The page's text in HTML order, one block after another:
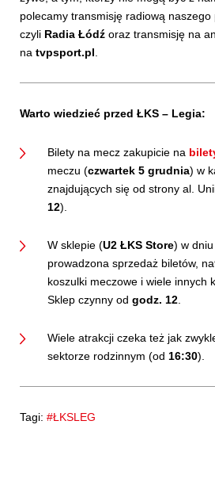
polecamy transmisję radiową naszego
czyli Radia Łódź oraz transmisję na
na tvpsport.pl
Warto wiedzieć przed ŁKS – Legia:
Bilety na mecz zakupicie na
meczu (czwartek 5 grudnia) w
znajdujących się od strony al.
12).
W sklepie (U2 ŁKS Store) w
prowadzona sprzedaż biletów,
koszulki meczowe i wiele innych
Sklep czynny od godz. 12
Wiele atrakcji czeka też jak
sektorze rodzinnym (od 16:30).
Tagi: #ŁKSLEG